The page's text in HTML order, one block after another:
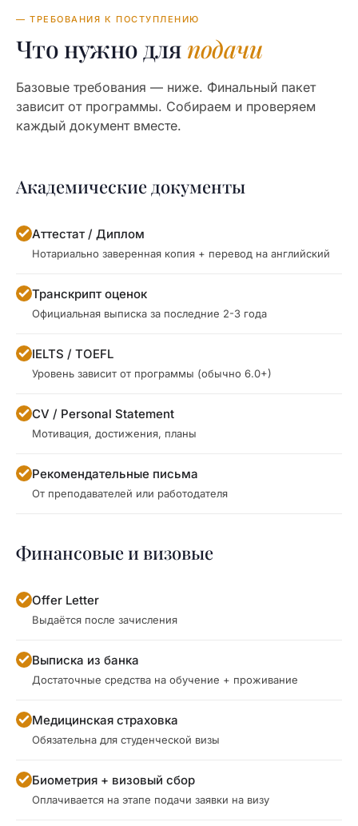
— ТРЕБОВАНИЯ К ПОСТУПЛЕНИЮ
Что нужно для подачи
Базовые требования — ниже. Финальный пакет
зависит от программы. Собираем и проверяем
каждый документ вместе.
Академические документы
Аттестат / Диплом
Нотариально заверенная копия + перевод на английский
Транскрипт оценок
Официальная выписка за последние 2-3 года
IELTS / TOEFL
Уровень зависит от программы (обычно 6.0+)
CV / Personal Statement
Мотивация, достижения, планы
Рекомендательные письма
От преподавателей или работодателя
Финансовые и визовые
Offer Letter
Выдаётся после зачисления
Выписка из банка
Достаточные средства на обучение + проживание
Медицинская страховка
Обязательна для студенческой визы
Биометрия + визовый сбор
Оплачивается на этапе подачи заявки на визу